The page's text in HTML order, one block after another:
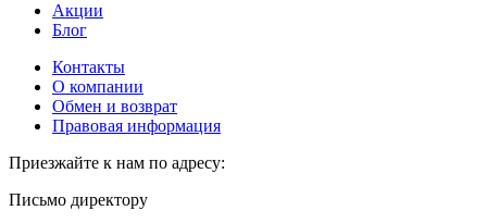
Акции
Блог
Контакты
О компании
Обмен и возврат
Правовая информация
Приезжайте к нам по адресу:
Письмо директору